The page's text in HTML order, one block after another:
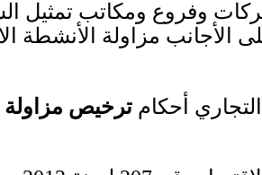
وفروع ومكاتب تمثيل
مزاولة الأنشطة
أحكام ترخيص